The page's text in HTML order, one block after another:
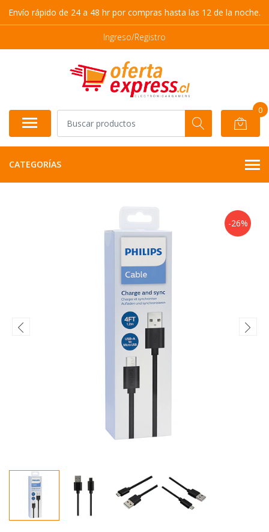
Envío rápido de 24 a 48 hr por compras hasta las 12 de la noche.
Ingreso/Registro
0
CATEGORÍAS
-26%